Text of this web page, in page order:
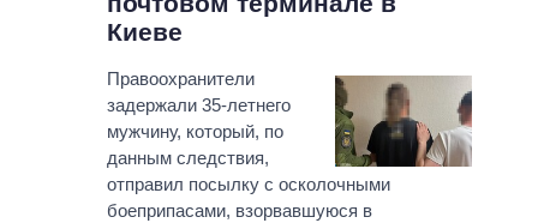
Киеве
Правоохранители
задержали 35-летнего
мужчину, который, по
данным следствия,
отправил посылку с осколочными
боеприпасами, взорвавшуюся в